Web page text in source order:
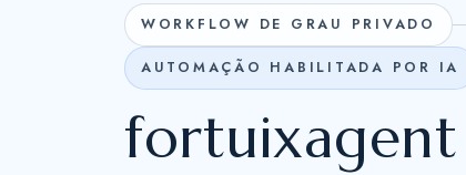
WORKFLOW DE GRAU PRIVADO
AUTOMAÇÃO HABILITADA POR IA
fortuixagent